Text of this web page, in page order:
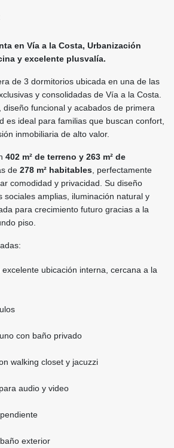
en Vía a la Costa, Urbanización
y excelente plusvalía.
de 3 dormitorios ubicada en una de las
y consolidadas de Vía a la Costa.
diseño funcional y acabados de primera
es ideal para familias que buscan confort,
inmobiliaria de alto valor.
402 m² de terreno y 263 m² de
de 278 m² habitables , perfectamente
comodidad y privacidad. Su diseño
sociales amplias, iluminación natural y
para crecimiento futuro gracias a la
piso.
ubicación interna, cercana a la
con baño privado
walking closet y jacuzzi
audio y video
exterior